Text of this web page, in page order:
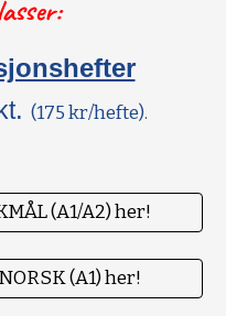
. (175 kr/hefte).
(A1/A2) her!
(A1) her!